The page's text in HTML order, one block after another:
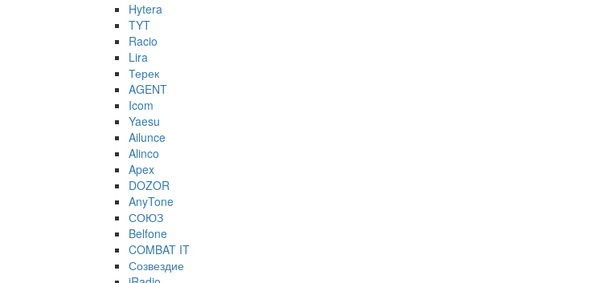
Hytera
TYT
Racio
Lira
Терек
AGENT
Icom
Yaesu
Ailunce
Alinco
Apex
DOZOR
AnyTone
СОЮЗ
Belfone
COMBAT IT
Созвездие